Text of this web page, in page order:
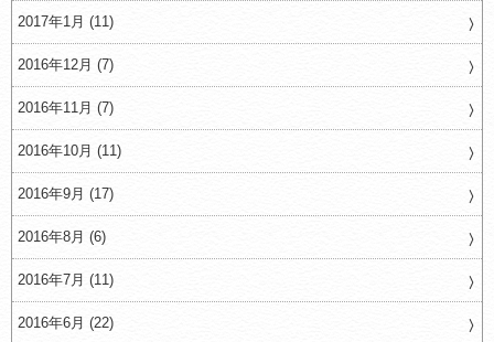
2017年1月 (11)
2016年12月 (7)
2016年11月 (7)
2016年10月 (11)
2016年9月 (17)
2016年8月 (6)
2016年7月 (11)
2016年6月 (22)